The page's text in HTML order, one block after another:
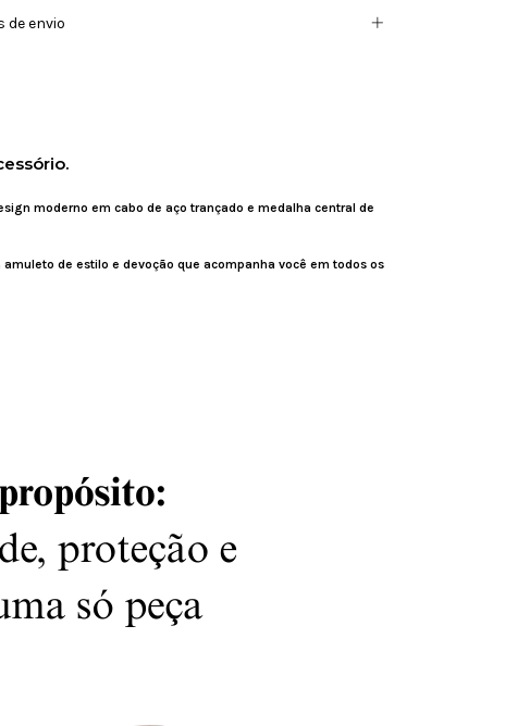
de envio
moderno em cabo de aço trançado e medalha central de
de estilo e devoção que acompanha você em todos os